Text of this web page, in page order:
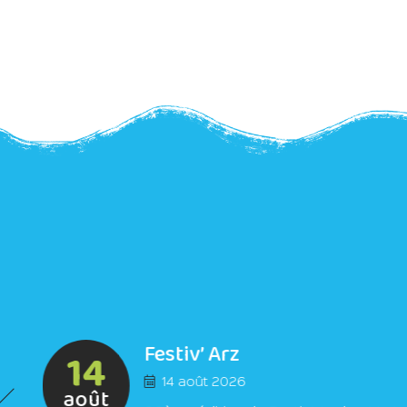
14 Festiv’ Arz
14 août 2026